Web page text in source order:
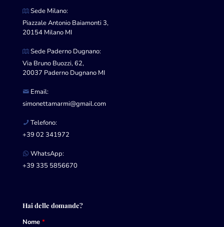
Sede Milano:
Piazzale Antonio Baiamonti 3,
20154 Milano MI
Sede Paderno Dugnano:
Via Bruno Buozzi, 62,
20037 Paderno Dugnano MI
Email:
simonettamarmi@gmail.com
Telefono:
+39 02 341972
WhatsApp:
+39 335 5856670
Hai delle domande?
Nome *